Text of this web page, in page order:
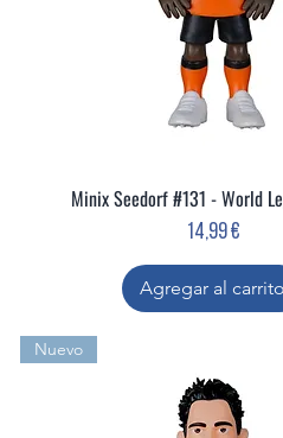
Vista rápida
Minix Seedorf #131 - World
Precio
14,99 €
Agregar al carrito
Nuevo